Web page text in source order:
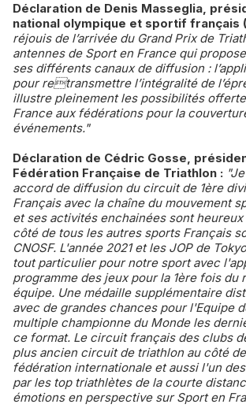
Déclaration de Denis Masseglia,
national olympique et sportif français
réjouis de l’arrivée du Grand Prix de
antennes de Sport en France qui
ses différents canaux de diffusion :
pour retransmettre l’intégralité de
illustre pleinement les possibilités
France aux fédérations pour la
événements."
Déclaration de Cédric Gosse,
Fédération Française de Triathlon :
accord de diffusion du circuit de 1ère
Français avec la chaîne du mouvement
et ses activités enchainées sont
côté de tous les autres sports Français
CNOSF. L'année 2021 et les JOP de
tout particulier pour notre sport avec
programme des jeux pour la 1ère fois du
équipe. Une médaille supplémentaire
avec de grandes chances pour l'Equipe
multiple championne du Monde les
ce format. Le circuit français des clubs
plus ancien circuit de triathlon au côté
fédération internationale et aussi l'un
par les top triathlètes de la courte
émotions en perspective sur Sport en